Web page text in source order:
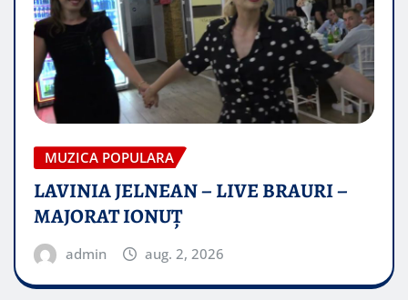
MUZICA POPULARA
LAVINIA JELNEAN – LIVE BRAURI –
MAJORAT IONUŢ
admin aug. 2, 2026